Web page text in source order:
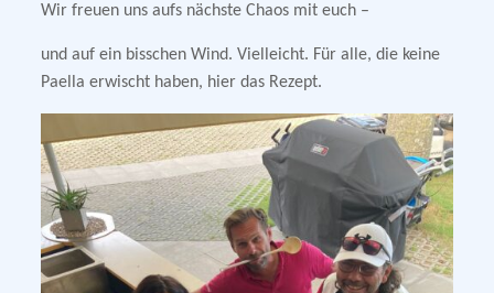
Wir freuen uns aufs nächste Chaos mit euch –
und auf ein bisschen Wind. Vielleicht. Für alle, die keine
Paella erwischt haben, hier das Rezept.